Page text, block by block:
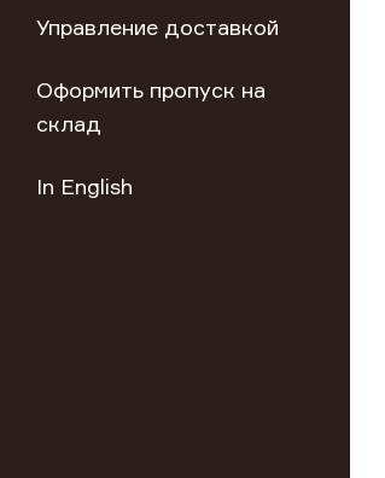
Управление доставкой
Оформить пропуск на
склад
In English